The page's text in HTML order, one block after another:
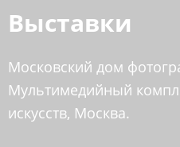
Выставки
Московский дом
Мультимедийный
искусств, Москва.